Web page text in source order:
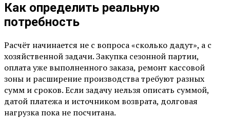
Как определить реальную
потребность
Расчёт начинается не с вопроса «сколько дадут», а с
хозяйственной задачи. Закупка сезонной партии,
оплата уже выполненного заказа, ремонт кассовой
зоны и расширение производства требуют разных
сумм и сроков. Если задачу нельзя описать суммой,
датой платежа и источником возврата, долговая
нагрузка пока не посчитана.